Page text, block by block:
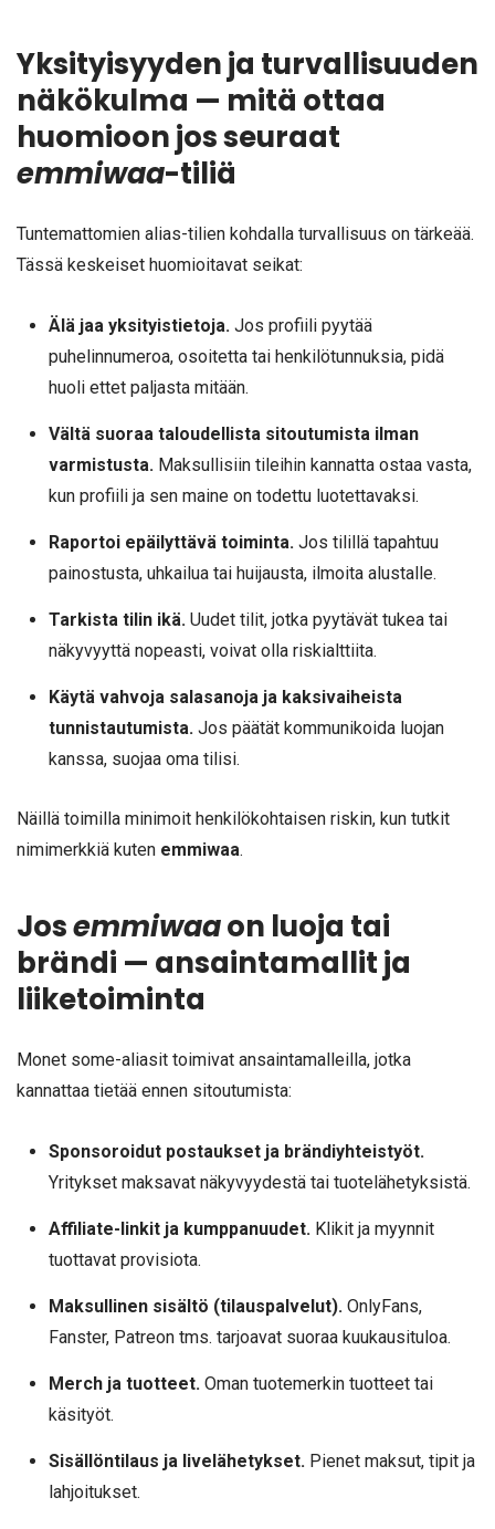
Yksityisyyden ja turvallisuuden
näkökulma — mitä ottaa
huomioon jos seuraat
emmiwaa-tiliä
Tuntemattomien alias-tilien kohdalla turvallisuus on tärkeää.
Tässä keskeiset huomioitavat seikat:
Älä jaa yksityistietoja.Jos profiili pyytää
puhelinnumeroa, osoitetta tai henkilötunnuksia, pidä
huoli ettet paljasta mitään.
Vältä suoraa taloudellista sitoutumista ilman
varmistusta.Maksullisiin tileihin kannatta ostaa vasta,
kun profiili ja sen maine on todettu luotettavaksi.
Raportoi epäilyttävä toiminta.Jos tilillä tapahtuu
painostusta, uhkailua tai huijausta, ilmoita alustalle.
Tarkista tilin ikä.Uudet tilit, jotka pyytävät tukea tai
näkyvyyttä nopeasti, voivat olla riskialttiita.
Käytä vahvoja salasanoja ja kaksivaiheista
tunnistautumista.Jos päätät kommunikoida luojan
kanssa, suojaa oma tilisi.
Näillä toimilla minimoit henkilökohtaisen riskin, kun tutkit
nimimerkkiä kuten emmiwaa.
Josemmiwaaon luoja tai
brändi — ansaintamallit ja
liiketoiminta
Monet some-aliasit toimivat ansaintamalleilla, jotka
kannattaa tietää ennen sitoutumista:
Sponsoroidut postaukset ja brändiyhteistyöt.
Yritykset maksavat näkyvyydestä tai tuotelähetyksistä.
Affiliate-linkit ja kumppanuudet. Klikit ja myynnit
tuottavat provisiota.
Maksullinen sisältö (tilauspalvelut). OnlyFans,
Fanster, Patreon tms. tarjoavat suoraa kuukausituloa.
Merch ja tuotteet. Oman tuotemerkin tuotteet tai
käsityöt.
Sisällöntilaus ja livelähetykset. Pienet maksut, tipit ja
lahjoitukset.